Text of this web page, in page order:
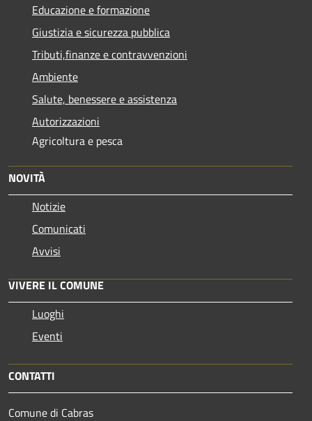
Educazione e formazione
Giustizia e sicurezza pubblica
Tributi,finanze e contravvenzioni
Ambiente
Salute, benessere e assistenza
Autorizzazioni
Agricoltura e pesca
NOVITÀ
Notizie
Comunicati
Avvisi
VIVERE IL COMUNE
Luoghi
Eventi
CONTATTI
Comune di Cabras